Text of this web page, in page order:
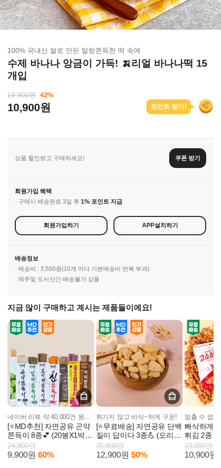
100% 국내산 쌀로 만든 말랑쫀득한 떡 속에
수제 바나나 앙금이 가득! 🍌리얼 바나나떡 15
개입
18,900원 42%
10,900원 포인트 받기!
상품 할인받고 구매하세요! 쿠폰 받기
회원가입 혜택
· 구매시 배송완료 3일 후 1% 포인트 지급
회원가입하기 APP설치하기
배송정보
· 배송비 : 3,500원(10개 마다 기본배송비 반복 부과)
· 제주및 도서산간 배송불가 상품
지금 많이 구매하고 계시는 제품들이에요!
[⭐MD추천] 자연공유 곤약
쫀득이 8종💕 (20봉X1박
스)
24,900원
9,900원 60%
튀기지 않고 바삭~하게 구운!
[⭐무료배송] 자연공유 단백
질이 답이다 3종💪 (오리지
널/스위트/마늘빵) 6봉
25,900원
12,900원 50%
빠삭하게
튀김 2종
23,000원
10,900원